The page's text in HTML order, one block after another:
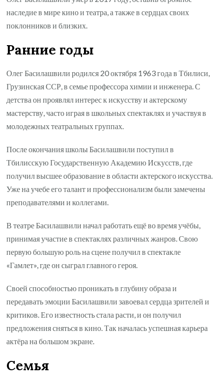
наследие в мире кино и театра, а также в сердцах своих
поклонников и близких.
Ранние годы
Олег Басилашвили родился 20 октября 1963 года в Тбилиси,
Грузинская ССР, в семье профессора химии и инженера. С
детства он проявлял интерес к искусству и актерскому
мастерству, часто играя в школьных спектаклях и участвуя в
молодежных театральных группах.
После окончания школы Басилашвили поступил в
Тбилисскую Государственную Академию Искусств, где
получил высшее образование в области актерского искусства.
Уже на учебе его талант и профессионализм были замечены
преподавателями и коллегами.
В театре Басилашвили начал работать ещё во время учёбы,
принимая участие в спектаклях различных жанров. Свою
первую большую роль на сцене получил в спектакле
«Гамлет», где он сыграл главного героя.
Своей способностью проникать в глубину образа и
передавать эмоции Басилашвили завоевал сердца зрителей и
критиков. Его известность стала расти, и он получил
предложения сняться в кино. Так началась успешная карьера
актёра на большом экране.
Семья